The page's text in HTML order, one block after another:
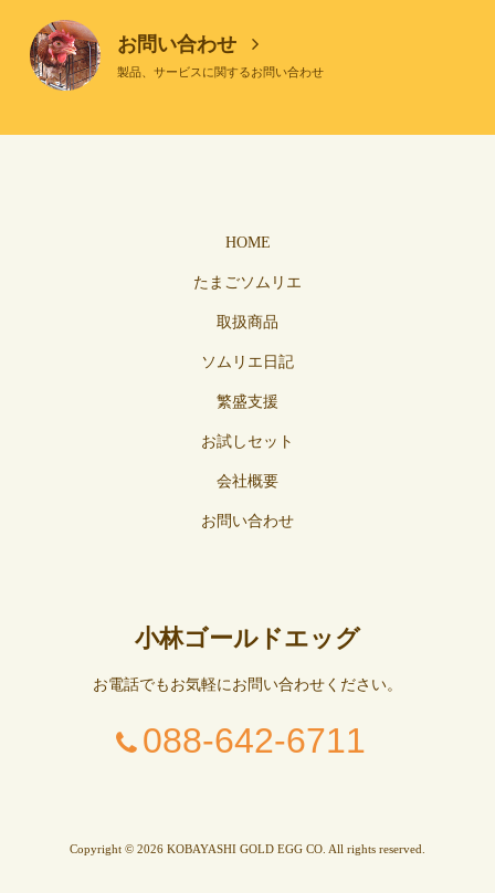
お問い合わせ
製品、サービスに関するお問い合わせ
HOME
たまごソムリエ
取扱商品
ソムリエ日記
繁盛支援
お試しセット
会社概要
お問い合わせ
小林ゴールドエッグ
お電話でもお気軽にお問い合わせください。
088-642-6711
Copyright © 2026 KOBAYASHI GOLD EGG CO. All rights reserved.